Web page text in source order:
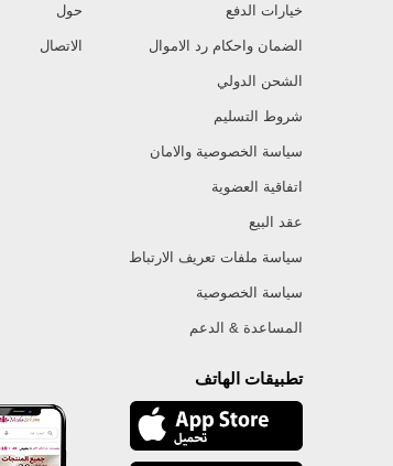
خيارات الدفع
الضمان واحكام رد الاموال
الشحن الدولي
شروط التسليم
سياسة الخصوصية والامان
اتفاقية العضوية
عقد البيع
سياسة ملفات تعريف الارتباط
سياسة الخصوصية
المساعدة & الدعم
حول
الاتصال
تطبيقات الهاتف